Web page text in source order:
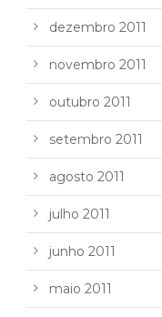
dezembro 2011
novembro 2011
outubro 2011
setembro 2011
agosto 2011
julho 2011
junho 2011
maio 2011